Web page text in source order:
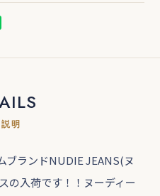
明
ブランドNUDIE JEANS(ヌ
の入荷です！！ヌーディー